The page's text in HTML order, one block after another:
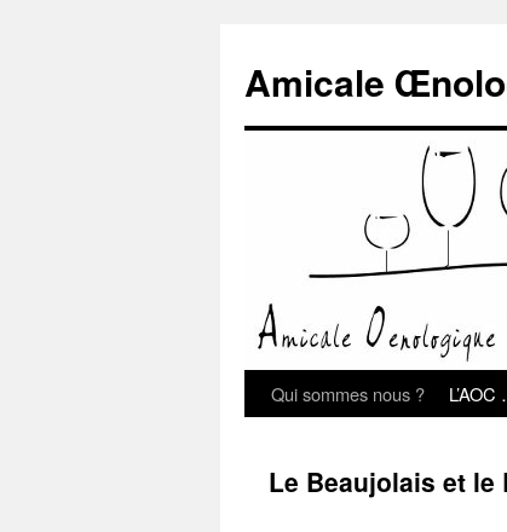
Amicale
Qui sommes nous ?
Le Beaujolais et le